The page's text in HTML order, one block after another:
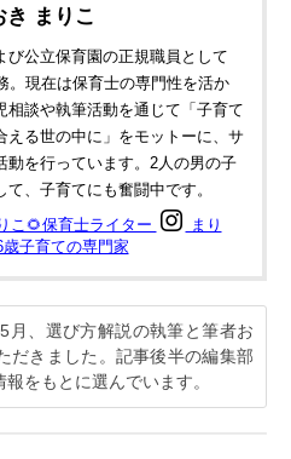
き まりこ
び公立保育園の正規職員として
。現在は保育士の専門性を活か
相談や執筆活動を通じて「子育て
える世の中に」をモットーに、サ
動を行っています。2人の男の子
て、子育てにも奮闘中です。
こ🌻保育士ライター
まり
歳子育ての専門家
、選び方解説の執筆と筆者お
だきました。記事後半の編集部
をもとに選んでいます。